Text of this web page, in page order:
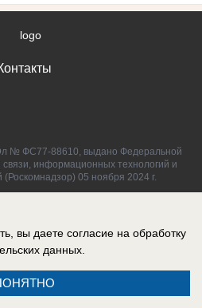
№ ФС77-88610, выдано Федеральной
информационных технологий и
05 ноября 2024 г.
вы даете согласие на обработку
данных.